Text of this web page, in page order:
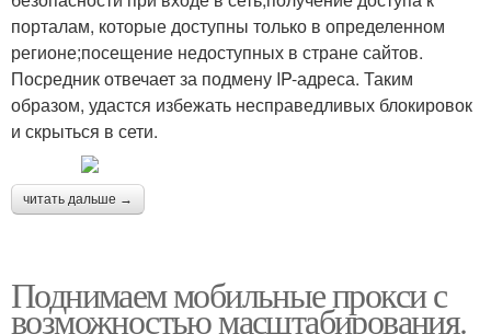
порталам, которые доступны только в определенном
регионе;посещение недоступных в стране сайтов.
Посредник отвечает за подмену IP-адреса. Таким
образом, удастся избежать несправедливых блокировок
и скрыться в сети.
читать дальше →
Поднимаем мобильные прокси с
возможностью масштабирования.